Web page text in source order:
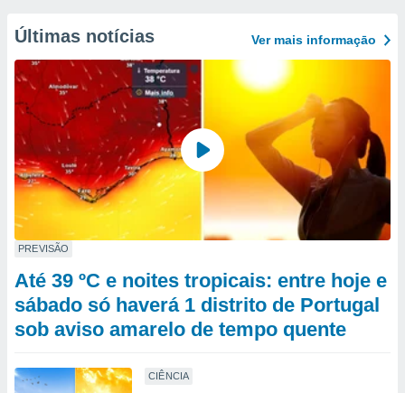
Últimas notícias Ver mais informaçāo
PREVISÃO
Até 39 ºC e noites tropicais: entre hoje e
sábado só haverá 1 distrito de Portugal
sob aviso amarelo de tempo quente
CIÊNCIA